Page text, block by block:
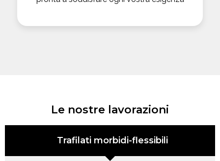
Le nostre lavorazioni
Trafilati morbidi-flessibili